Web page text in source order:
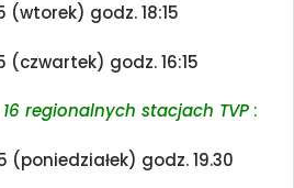
(wtorek) godz. 18:15
(czwartek) godz. 16:15
regionalnych stacjach TVP :
(poniedziałek) godz. 19.30